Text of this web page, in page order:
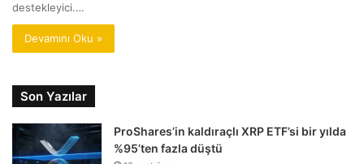
destekleyici.…
Devamını Oku »
Son Yazılar
ProShares’in kaldıraçlı XRP ETF’si bir yılda
%95’ten fazla düştü